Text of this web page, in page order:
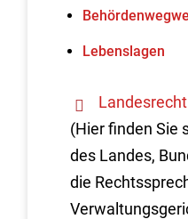
Lebenslagen
(Hier finden Sie
des Landes,
die